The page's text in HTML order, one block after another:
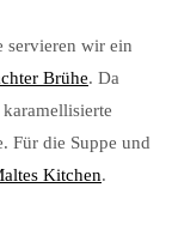
servieren wir ein
Brühe. Da
Für die Suppe und
Kitchen.